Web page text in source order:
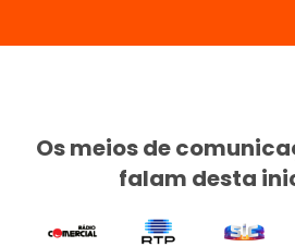
Os meios de
falam desta